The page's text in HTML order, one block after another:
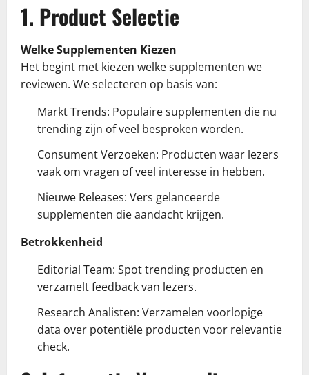
1. Product Selectie
Welke Supplementen Kiezen
Het begint met kiezen welke supplementen we
reviewen. We selecteren op basis van:
Markt Trends: Populaire supplementen die nu
trending zijn of veel besproken worden.
Consument Verzoeken: Producten waar lezers
vaak om vragen of veel interesse in hebben.
Nieuwe Releases: Vers gelanceerde
supplementen die aandacht krijgen.
Betrokkenheid
Editorial Team: Spot trending producten en
verzamelt feedback van lezers.
Research Analisten: Verzamelen voorlopige
data over potentiële producten voor relevantie
check.